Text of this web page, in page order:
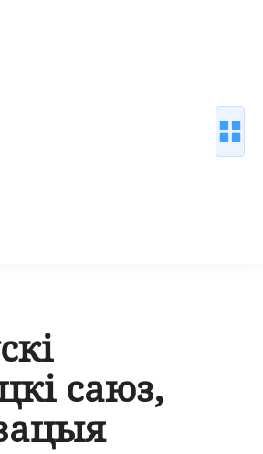
саюз,